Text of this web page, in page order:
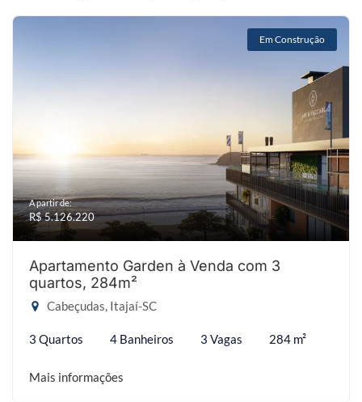
Em Construção
A partir de:
R$ 5.126.220
Apartamento Garden à Venda com 3
quartos, 284m²
Cabeçudas, Itajaí-SC
3 Quartos 4 Banheiros 3 Vagas 284 m²
Mais informações